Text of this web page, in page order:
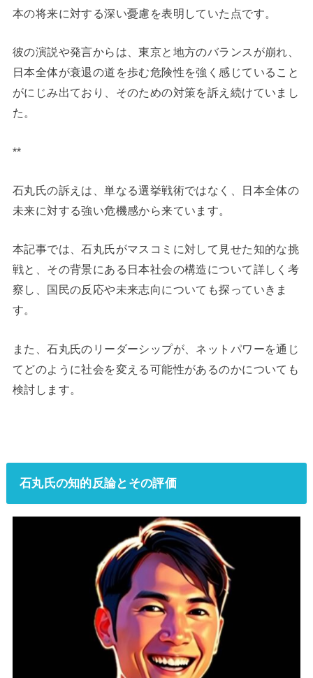
本の将来に対する深い憂慮を表明していた点です。
彼の演説や発言からは、東京と地方のバランスが崩れ、
日本全体が衰退の道を歩む危険性を強く感じていること
がにじみ出ており、そのための対策を訴え続けていまし
た。
**
石丸氏の訴えは、単なる選挙戦術ではなく、日本全体の
未来に対する強い危機感から来ています。
本記事では、石丸氏がマスコミに対して見せた知的な挑
戦と、その背景にある日本社会の構造について詳しく考
察し、国民の反応や未来志向についても探っていきま
す。
また、石丸氏のリーダーシップが、ネットパワーを通じ
てどのように社会を変える可能性があるのかについても
検討します。
石丸氏の知的反論とその評価